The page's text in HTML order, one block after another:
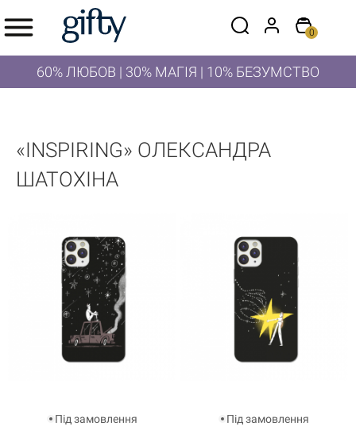
0
60% ЛЮБОВ | 30% МАГІЯ | 10% БЕЗУМСТВО
«INSPIRING» ОЛЕКСАНДРА
ШАТОХІНА
Під замовлення Під замовлення